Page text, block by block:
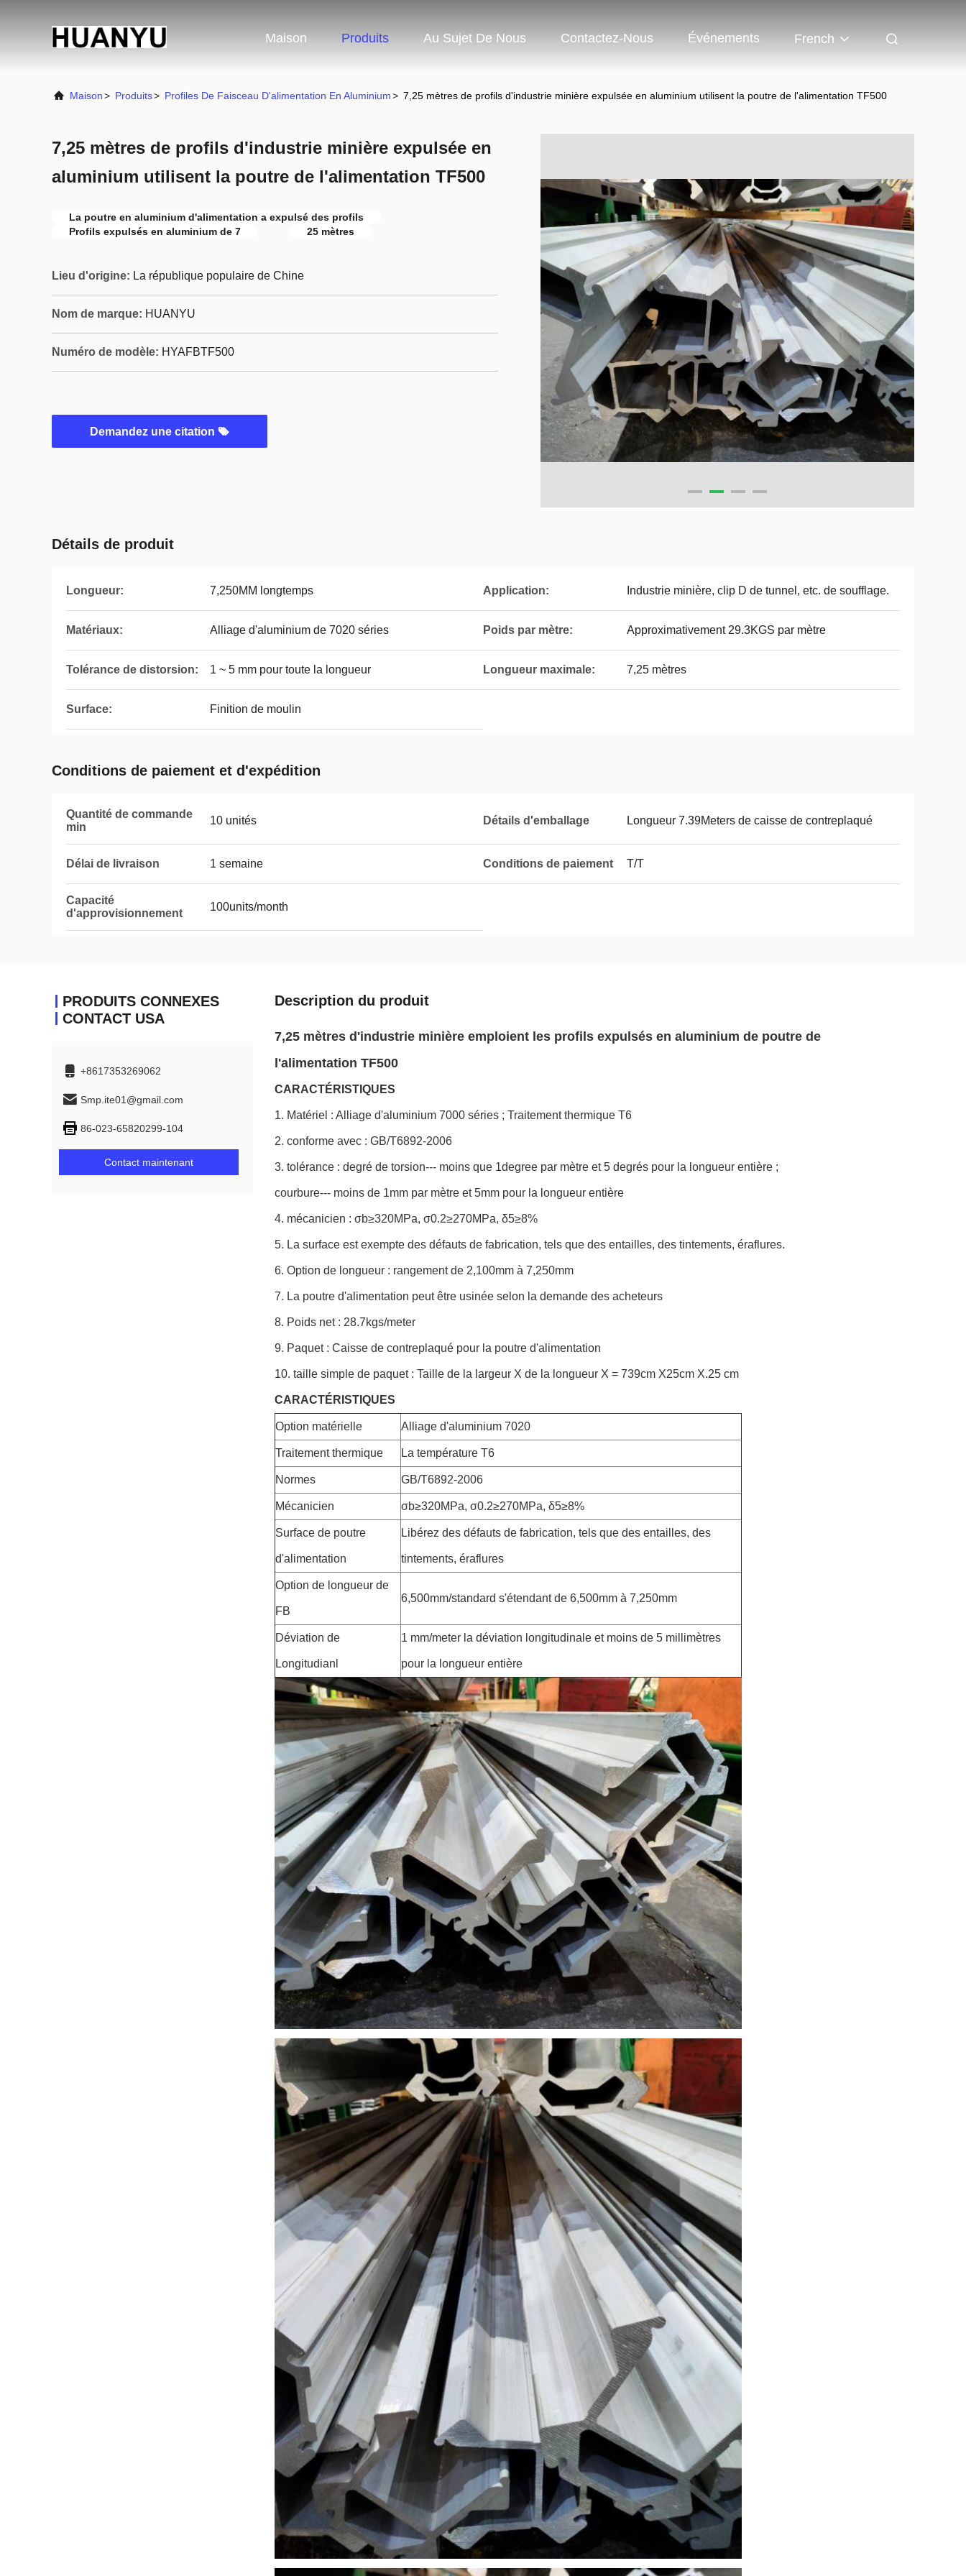
Maison Produits Au Sujet De Nous Contactez-Nous Événements French
Maison> Produits> Profiles De Faisceau D'alimentation En Aluminium> 7,25 mètres de profils d'industrie minière expulsée en aluminium utilisent la poutre de l'alimentation TF500
7,25 mètres de profils d'industrie minière expulsée en
aluminium utilisent la poutre de l'alimentation TF500
La poutre en aluminium d'alimentation a expulsé des profils
Profils expulsés en aluminium de 7
25 mètres
Lieu d'origine: La république populaire de Chine
Nom de marque: HUANYU
Numéro de modèle: HYAFBTF500
Demandez une citation
Détails de produit
Longueur: 7,250MM longtemps Application: Industrie minière, clip D de tunnel, etc. de soufflage.
Matériaux: Alliage d'aluminium de 7020 séries Poids par mètre: Approximativement 29.3KGS par mètre
Tolérance de distorsion: 1 ~ 5 mm pour toute la longueur Longueur maximale: 7,25 mètres
Surface: Finition de moulin
Conditions de paiement et d'expédition
Quantité de commande
min
10 unités Détails d'emballage Longueur 7.39Meters de caisse de contreplaqué
Délai de livraison 1 semaine Conditions de paiement T/T
Capacité
d'approvisionnement
100units/month
PRODUITS CONNEXES
CONTACT USA
+8617353269062
Smp.ite01@gmail.com
86-023-65820299-104
Contact maintenant
Description du produit
7,25 mètres d'industrie minière emploient les profils expulsés en aluminium de poutre de
l'alimentation TF500
CARACTÉRISTIQUES
1. Matériel : Alliage d'aluminium 7000 séries ; Traitement thermique T6
2. conforme avec : GB/T6892-2006
3. tolérance : degré de torsion--- moins que 1degree par mètre et 5 degrés pour la longueur entière ;
courbure--- moins de 1mm par mètre et 5mm pour la longueur entière
4. mécanicien : σb≥320MPa, σ0.2≥270MPa, δ5≥8%
5. La surface est exempte des défauts de fabrication, tels que des entailles, des tintements, éraflures.
6. Option de longueur : rangement de 2,100mm à 7,250mm
7. La poutre d'alimentation peut être usinée selon la demande des acheteurs
8. Poids net : 28.7kgs/meter
9. Paquet : Caisse de contreplaqué pour la poutre d'alimentation
10. taille simple de paquet : Taille de la largeur X de la longueur X = 739cm X25cm X.25 cm
CARACTÉRISTIQUES
Option matérielle Alliage d'aluminium 7020
Traitement thermique La température T6
Normes GB/T6892-2006
Mécanicien σb≥320MPa, σ0.2≥270MPa, δ5≥8%
Surface de poutre
d'alimentation
Libérez des défauts de fabrication, tels que des entailles, des
tintements, éraflures
Option de longueur de
FB
6,500mm/standard s'étendant de 6,500mm à 7,250mm
Déviation de
Longitudianl
1 mm/meter la déviation longitudinale et moins de 5 millimètres
pour la longueur entière